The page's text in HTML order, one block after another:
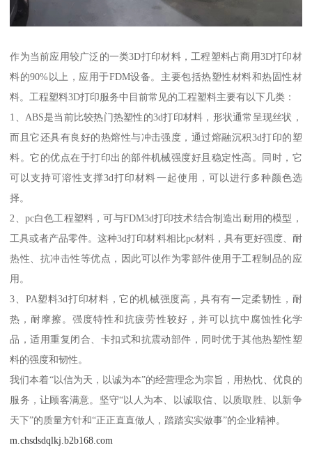
作为当前应用较广泛的一类3D打印材料，工程塑料占商用3D打印材
料的90%以上，应用于FDM设备。主要包括热塑性材料和热固性材
料。工程塑料3D打印服务中目前常见的工程塑料主要有以下几类：
1、ABS是当前比较热门热塑性的3d打印材料，形状通常呈现丝状，
而且它还具有良好的热熔性与冲击强度，通过熔融沉积3d打印的塑
料。它的优点在于打印出的部件机械强度好且稳定性高。同时，它
可以支持可溶性支撑3d打印材料一起使用，可以进行多种颜色选
择。
2、pc白色工程塑料，可与FDM3d打印技术结合制造出耐用的模型，
工具或者产品零件。这种3d打印材料相比pc材料，具有更好强度、耐
热性、抗冲击性等优点，因此可以作为零部件使用于工程制品的应
用。
3、PA塑料3d打印材料，它的机械强度高，具有有一定柔韧性，耐
热，耐摩擦。强度特性和抗疲劳性较好，并可以抗中腐蚀性化学
品，适用重复闭合、卡扣式和抗震动部件，同时优于其他热塑性塑
料的强度和韧性。
我们本着“以信为天，以诚为本”的经营理念为宗旨，用热忱、优良的
服务，让顾客满意。坚守“以人为本、以诚取信、以质取胜、以新争
天下”的质量方针和“正正直直做人，踏踏实实做事”的企业精神。
m.chsdsdqlkj.b2b168.com